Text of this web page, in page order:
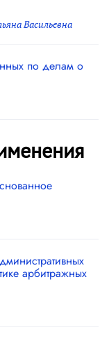
Васильевна
по делам о
арбитражных